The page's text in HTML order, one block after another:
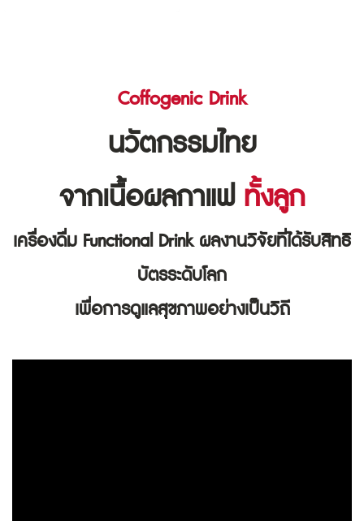
Coffogenic Drink
นวัตกรรมไทย
จากเนื้อผลกาแฟ ทั้งลูก
เครื่องดื่ม Functional Drink ผลงานวิจัยที่ได้รับสิทธิ
บัตรระดับโลก
เพื่อการดูแลสุขภาพอย่างเป็นวิถี